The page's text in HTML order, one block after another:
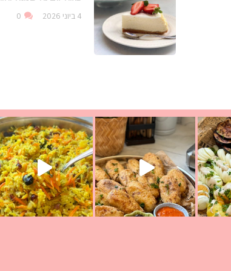
4 ביוני 2026 0
ונראה
לתשעת הימים ולכבוד שבת קודשלמתכון
פיצה של תשעת הימים ולמה היא נקראת ככה? ההסבר